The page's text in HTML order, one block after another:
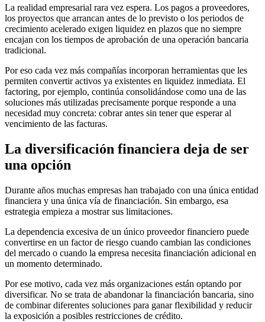
La realidad empresarial rara vez espera. Los pagos a proveedores,
los proyectos que arrancan antes de lo previsto o los periodos de
crecimiento acelerado exigen liquidez en plazos que no siempre
encajan con los tiempos de aprobación de una operación bancaria
tradicional.
Por eso cada vez más compañías incorporan herramientas que les
permiten convertir activos ya existentes en liquidez inmediata. El
factoring, por ejemplo, continúa consolidándose como una de las
soluciones más utilizadas precisamente porque responde a una
necesidad muy concreta: cobrar antes sin tener que esperar al
vencimiento de las facturas.
La diversificación financiera deja de ser
una opción
Durante años muchas empresas han trabajado con una única entidad
financiera y una única vía de financiación. Sin embargo, esa
estrategia empieza a mostrar sus limitaciones.
La dependencia excesiva de un único proveedor financiero puede
convertirse en un factor de riesgo cuando cambian las condiciones
del mercado o cuando la empresa necesita financiación adicional en
un momento determinado.
Por ese motivo, cada vez más organizaciones están optando por
diversificar. No se trata de abandonar la financiación bancaria, sino
de combinar diferentes soluciones para ganar flexibilidad y reducir
la exposición a posibles restricciones de crédito.